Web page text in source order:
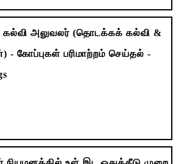
கல்வி அலுவலர் (தொடக்கக் கல்வி &
- கோப்புகள் பரிமாற்றம் செய்தல் -